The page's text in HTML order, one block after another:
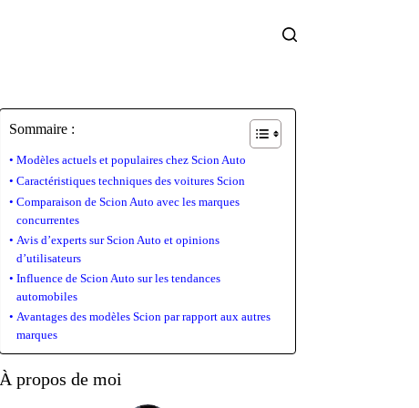
Sommaire :
Modèles actuels et populaires chez Scion Auto
Caractéristiques techniques des voitures Scion
Comparaison de Scion Auto avec les marques
concurrentes
Avis d’experts sur Scion Auto et opinions
d’utilisateurs
Influence de Scion Auto sur les tendances
automobiles
Avantages des modèles Scion par rapport aux autres
marques
À propos de moi